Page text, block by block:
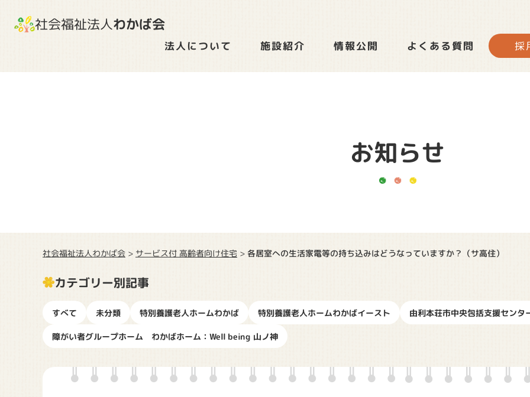
社会福祉法人わかば会
法人について 施設紹介 情報公開 よくある質問 採
お知らせ
社会福祉法人わかば会> サービス付 高齢者向け住宅> 各居室への生活家電等の持ち込みはどうなっていますか？（サ高住）
カテゴリー別記事
すべて 未分類 特別養護老人ホームわかば 特別養護老人ホームわかばイースト 由利本荘市中央包括支援センタ
障がい者グループホーム わかばホーム：Well being 山ノ神